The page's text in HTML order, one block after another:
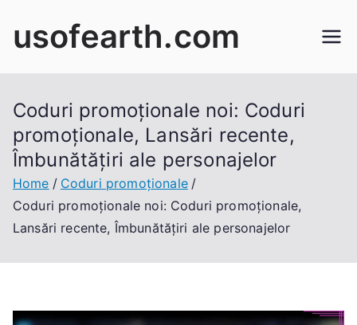
usofearth.com
Coduri promoționale noi: Coduri
promoționale, Lansări recente,
Îmbunătățiri ale personajelor
Home
Coduri promoționale
Coduri promoționale noi: Coduri promoționale,
Lansări recente, Îmbunătățiri ale personajelor